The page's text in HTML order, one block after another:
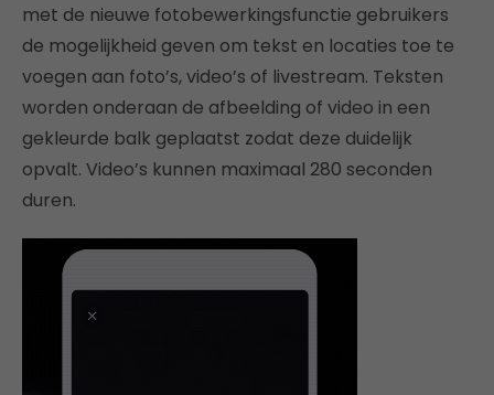
met de nieuwe fotobewerkingsfunctie gebruikers
de mogelijkheid geven om tekst en locaties toe te
voegen aan foto’s, video’s of livestream. Teksten
worden onderaan de afbeelding of video in een
gekleurde balk geplaatst zodat deze duidelijk
opvalt. Video’s kunnen maximaal 280 seconden
duren.